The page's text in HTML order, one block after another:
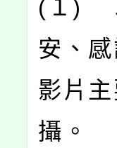
(１)
安、
影片
攝。